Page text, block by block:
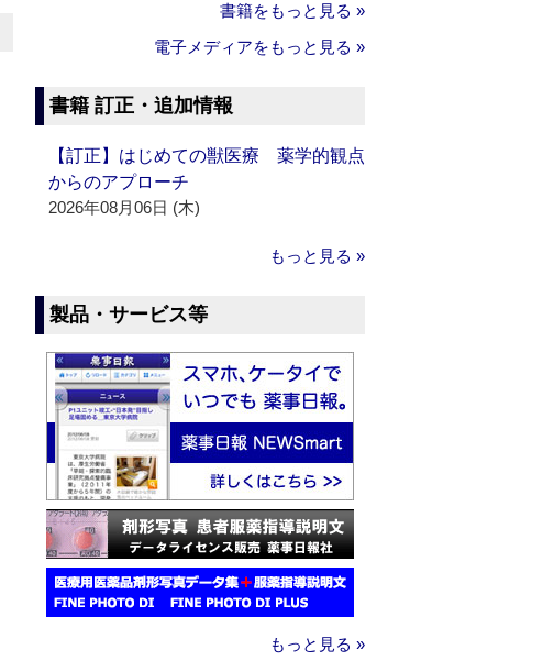
書籍をもっと見る »
電子メディアをもっと見る »
書籍 訂正・追加情報
【訂正】はじめての獣医療 薬学的観点
からのアプローチ
2026年08月06日 (木)
もっと見る »
製品・サービス等
もっと見る »